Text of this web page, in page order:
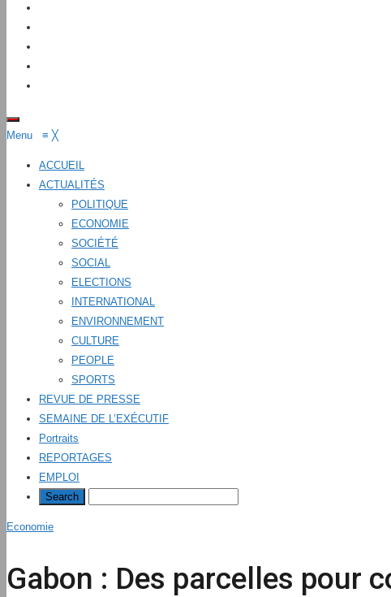
Menu ≡ ╳
ACCUEIL
ACTUALITÉS
POLITIQUE
ECONOMIE
SOCIÉTÉ
SOCIAL
ELECTIONS
INTERNATIONAL
ENVIRONNEMENT
CULTURE
PEOPLE
SPORTS
REVUE DE PRESSE
SEMAINE DE L’EXÉCUTIF
Portraits
REPORTAGES
EMPLOI
Economie
Gabon : Des parcelles pour